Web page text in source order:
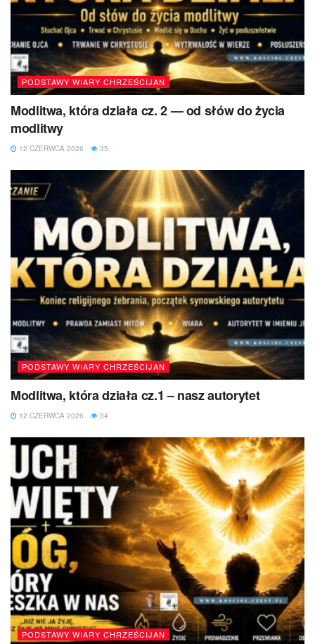
PODSTAWY WIARY CHRZEŚCIJAN
Modlitwa, która działa cz. 2 — od słów do życia
modlitwy
12 CZERWCA 2026 35
PODSTAWY WIARY CHRZEŚCIJAN
Modlitwa, która działa cz.1 – nasz autorytet
12 CZERWCA 2026 34
PODSTAWY WIARY CHRZEŚCIJAN